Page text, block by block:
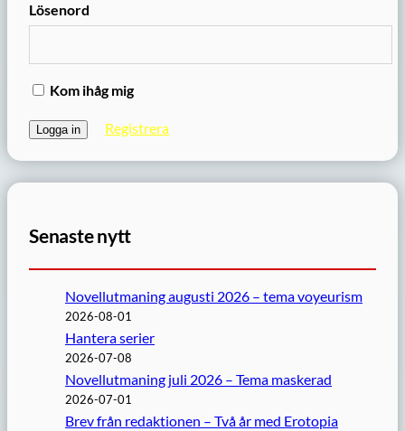
Lösenord
Kom ihåg mig
Registrera
Senaste nytt
Novellutmaning augusti 2026 – tema voyeurism
2026-08-01
Hantera serier
2026-07-08
Novellutmaning juli 2026 – Tema maskerad
2026-07-01
Brev från redaktionen – Två år med Erotopia